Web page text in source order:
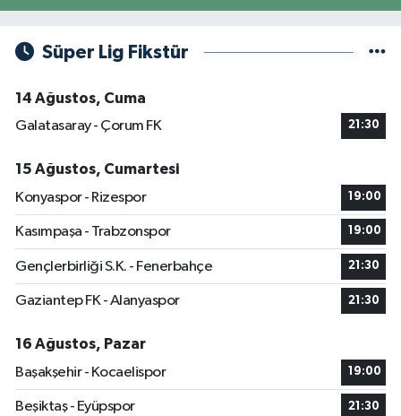
Süper Lig Fikstür
14 Ağustos, Cuma
Galatasaray - Çorum FK
21:30
15 Ağustos, Cumartesi
Konyaspor - Rizespor
19:00
Kasımpaşa - Trabzonspor 19:00
Gençlerbirliği S.K. - Fenerbahçe 21:30
Gaziantep FK - Alanyaspor 21:30
16 Ağustos, Pazar
Başakşehir - Kocaelispor
19:00
Beşiktaş - Eyüpspor 21:30